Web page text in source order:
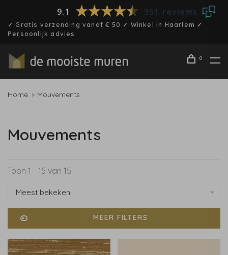
9.1 351 reviews
✓ Gratis verzending vanaf € 50 ✓ Winkel in Haarlem ✓
Persoonlijk advies
0
Home Mouvements
Mouvements
Toon 1 - 15 van 15
Meest bekeken
MEER FILTERS